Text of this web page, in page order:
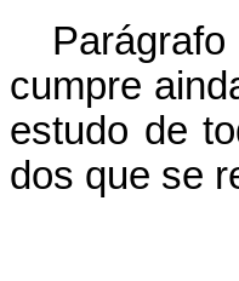
cumpre
estudo de
dos que se